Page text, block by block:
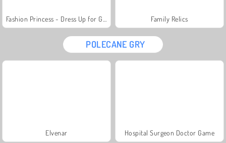
Family Relics
POLECANE GRY
Elvenar Hospital Surgeon Doctor Game